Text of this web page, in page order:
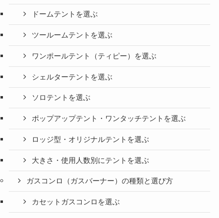
ドームテントを選ぶ
ツールームテントを選ぶ
ワンポールテント（ティピー）を選ぶ
シェルターテントを選ぶ
ソロテントを選ぶ
ポップアップテント・ワンタッチテントを選ぶ
ロッジ型・オリジナルテントを選ぶ
大きさ・使用人数別にテントを選ぶ
ガスコンロ（ガスバーナー）の種類と選び方
カセットガスコンロを選ぶ